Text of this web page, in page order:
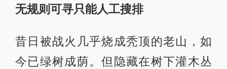
无规则可寻只能人工搜排
昔日被战火几乎烧成秃顶的老山，如
今已绿树成荫。但隐藏在树下灌木丛